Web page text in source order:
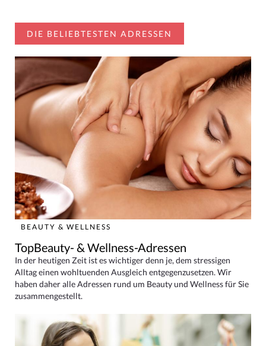
DIE BELIEBTESTEN ADRESSEN
BEAUTY & WELLNESS
TopBeauty- & Wellness-Adressen
In der heutigen Zeit ist es wichtiger denn je, dem stressigen
Alltag einen wohltuenden Ausgleich entgegenzusetzen. Wir
haben daher alle Adressen rund um Beauty und Wellness für Sie
zusammengestellt.